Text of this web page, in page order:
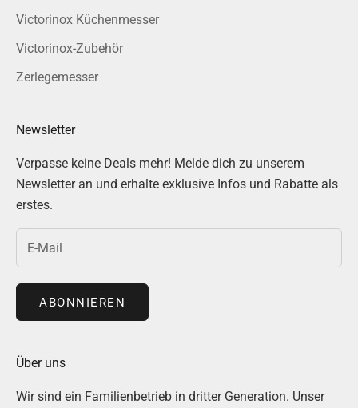
Victorinox Küchenmesser
Victorinox-Zubehör
Zerlegemesser
Newsletter
Verpasse keine Deals mehr! Melde dich zu unserem
Newsletter an und erhalte exklusive Infos und Rabatte als
erstes.
ABONNIEREN
Über uns
Wir sind ein Familienbetrieb in dritter Generation. Unser